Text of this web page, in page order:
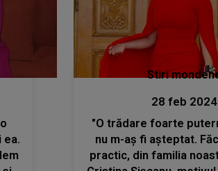
ea.
Stiri
28 feb 2024
"O trădare foarte
nu m-aș fi așteptat.
practic, din familia